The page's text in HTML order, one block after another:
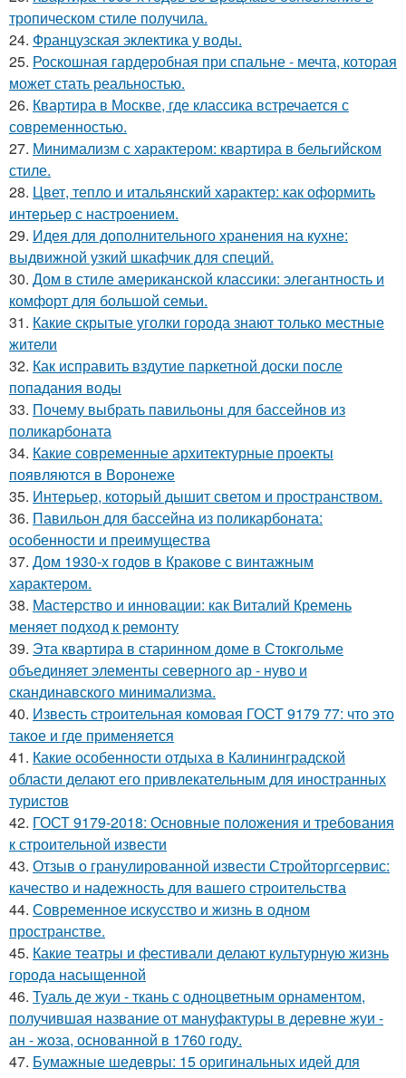
тропическом стиле получила.
24. Французская эклектика у воды.
25. Роскошная гардеробная при спальне - мечта, которая
может стать реальностью.
26. Квартира в Москве, где классика встречается с
современностью.
27. Минимализм с характером: квартира в бельгийском
стиле.
28. Цвет, тепло и итальянский характер: как оформить
интерьер с настроением.
29. Идея для дополнительного хранения на кухне:
выдвижной узкий шкафчик для специй.
30. Дом в стиле американской классики: элегантность и
комфорт для большой семьи.
31. Какие скрытые уголки города знают только местные
жители
32. Как исправить вздутие паркетной доски после
попадания воды
33. Почему выбрать павильоны для бассейнов из
поликарбоната
34. Какие современные архитектурные проекты
появляются в Воронеже
35. Интерьер, который дышит светом и пространством.
36. Павильон для бассейна из поликарбоната:
особенности и преимущества
37. Дом 1930-х годов в Кракове с винтажным
характером.
38. Мастерство и инновации: как Виталий Кремень
меняет подход к ремонту
39. Эта квартира в старинном доме в Стокгольме
объединяет элементы северного ар - нуво и
скандинавского минимализма.
40. Известь строительная комовая ГОСТ 9179 77: что это
такое и где применяется
41. Какие особенности отдыха в Калининградской
области делают его привлекательным для иностранных
туристов
42. ГОСТ 9179-2018: Основные положения и требования
к строительной извести
43. Отзыв о гранулированной извести Стройторгсервис:
качество и надежность для вашего строительства
44. Современное искусство и жизнь в одном
пространстве.
45. Какие театры и фестивали делают культурную жизнь
города насыщенной
46. Туаль де жуи - ткань с одноцветным орнаментом,
получившая название от мануфактуры в деревне жуи -
ан - жоза, основанной в 1760 году.
47. Бумажные шедевры: 15 оригинальных идей для